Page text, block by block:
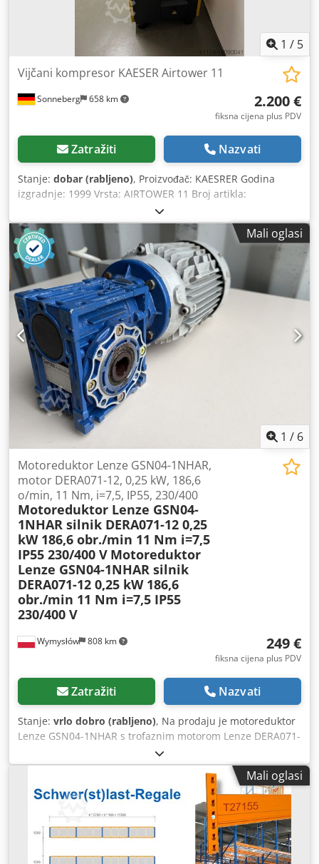
1 / 5
Sonneberg 658 km
Vijčani kompresor KAESER Airtower 11
2.200 €
fiksna cijena plus PDV
Zatražiti Nazvati
Stanje: dobar (rabljeno), Proizvođač: KAESRER Godina
izgradnje: 1999 Vrsta: AIRTOWER 11 Broj artikla:
1.8833.10020 Serijski broj: 1010 Radni sati: 5.766 sati Tlak:
7,5 bara Volumen isporuke: 975 l/min Brzina motora: 3.000
okretaja u minuti Priključak: 7,5 kW Sušilica: TU 11
Rashladno sredstvo: R 134a Tlak: 16 bara Stanje: dobro
Cedpfswhwx Hox Af Rjha Težina: 270 kg Dimenzije: 680 x
780 x 1300 mm
Mali oglasi
1 / 6
Wymysłów 808 km
Motoreduktor Lenze GSN04-1NHAR,
motor DERA071-12, 0,25 kW, 186,6
o/min, 11 Nm, i=7,5, IP55, 230/400
Motoreduktor Lenze GSN04-
1NHAR silnik DERA071-12 0,25
kW 186,6 obr./min 11 Nm i=7,5
IP55 230/400 V Motoreduktor
Lenze GSN04-1NHAR silnik
DERA071-12 0,25 kW 186,6
obr./min 11 Nm i=7,5 IP55
230/400 V
249 €
fiksna cijena plus PDV
Zatražiti Nazvati
Stanje: vrlo dobro (rabljeno), Na prodaju je motoreduktor
Lenze GSN04-1NHAR s trofaznim motorom Lenze DERA071-
12 snage 0,25 kW. Uređaj je 100% ispravan, testiran i
spreman za rad. Tehničko stanje je vrlo dobro. Vizualno
ima normalne tragove korištenja, što je uobičajeno pri
korištenju, što se može vidjeti na fotografijama.
Motoreduktor sa pužnom prijenosnom kutijom izvrsno će
poslužiti kao pogon za transportne trake, dozatore,
proizvodne strojeve, strojeve za pakiranje, miješalice i
mnoge druge industrijske uređaje. Tehnički podaci:
Mali oglasi